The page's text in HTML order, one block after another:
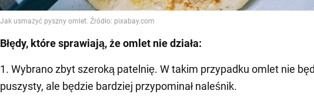
Błędy, które sprawiają, że omlet nie działa:
1. Wybrano zbyt szeroką patelnię. W takim przypadku omlet nie
puszysty, ale będzie bardziej przypominał naleśnik.